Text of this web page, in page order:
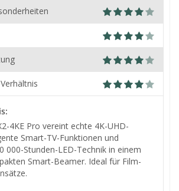
4KE Pro vereint echte 4K-UHD-
Smart-TV-Funktionen und
000-Stunden-LED-Technik in einem
Smart-Beamer. Ideal für Film-